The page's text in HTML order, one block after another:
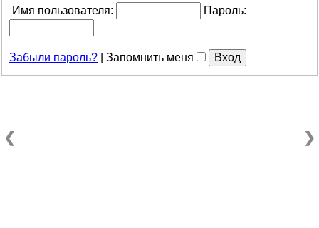
Имя пользователя: Пароль:
Забыли пароль? Запомнить меня
❮ ❯